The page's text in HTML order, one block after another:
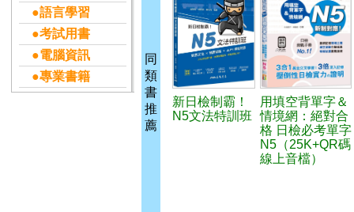
●語言學習
●考試用書
●電腦資訊
●專業書籍
同
類
書
推
薦
新日檢制霸！
N5文法特訓班
用填空背單字＆
情境網：絕對合
格 日檢必考單字
N5（25K+QR碼
線上音檔）